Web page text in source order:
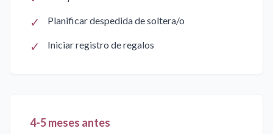
✓ Planificar despedida de soltera/o
✓ Iniciar registro de regalos
4-5 meses antes